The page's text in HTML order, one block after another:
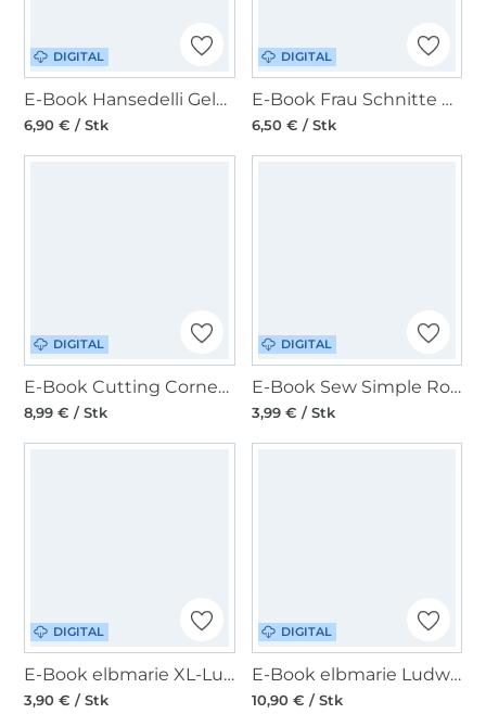
DIGITAL
E-Book Hansedelli Geldbörse Mini Ruby
6,90 € / Stk
DIGITAL
E-Book Frau Schnitte Shopper Ilsa
6,50 € / Stk
DIGITAL
E-Book Cutting Corners Design Rucksack Casper
8,99 € / Stk
DIGITAL
E-Book Sew Simple Rolltop-Rucksack ROLD
3,99 € / Stk
DIGITAL
E-Book elbmarie XL-Ludwig
3,90 € / Stk
DIGITAL
E-Book elbmarie Ludwig und Ludwig XL
10,90 € / Stk